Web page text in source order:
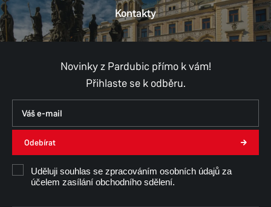
Provozní doba
Pondělí
8:00–11:30, 12:30–17:00
8:00–11:30,
Číslo účtu u KB:
Kontakty
Novinky z Pardubic přímo k vám!
Přihlaste se k odběru.
Odebírat
Uděluji souhlas se zpracováním osobních údajů za
účelem zasílání obchodního sdělení.